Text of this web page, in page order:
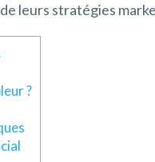
leurs stratégies
?